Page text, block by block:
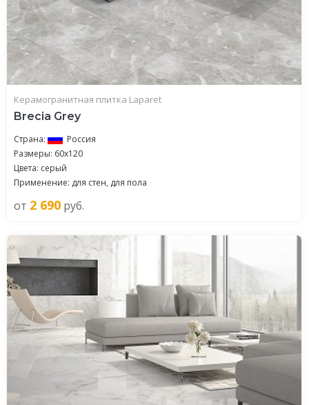
Керамогранитная плитка Laparet
Brecia Grey
Страна:
Россия
Размеры: 60x120
Цвета: серый
Применение: для стен, для пола
от 2 690 руб.